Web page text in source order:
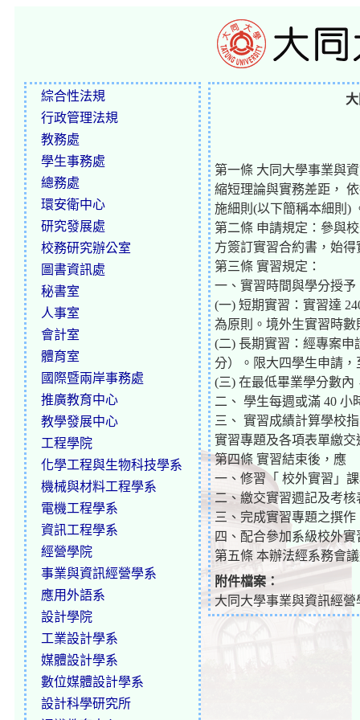
綜合性法規
行政管理法規
教務處
學生事務處
總務處
環安衛中心
研究發展處
校務研究辦公室
圖書資訊處
秘書室
人事室
會計室
體育室
國際暨兩岸事務處
推廣教育中心
教學發展中心
工程學院
化學工程與生物科技學系
機械與材料工程學系
電機工程學系
資訊工程學系
經營學院
事業與資訊經營學系
應用外語系
設計學院
工業設計學系
媒體設計學系
數位媒體設計學系
設計科學研究所
第一條 大同大學事業與
縮短理論與實務差距，
施細則(以下簡稱本細則)
第二條 申請規定：參與
方簽訂實習合約書，始
第三條 實習規定：
一、實習時間與學分授
(一) 短期實習：實習達
為原則。境外生實習時
(二) 長期實習：經專案申
分）。限大四學生申請
(三) 在最低畢業學分數內
二、 學生每週或滿 40
三、 實習成績計算學校
實習專題及各項表單繳
第四條 實習結束後，應
一、修習「 校外實習」
二、繳交實習週記及考核
三、完成實習專題之撰作
四、配合參加系級校外
第五條 本辦法經系務會
附件檔案：
大同大學事業與資訊經